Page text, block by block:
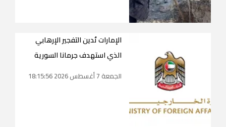
الإمارات تُدين التفجير الإرهابي
الذي استهدف جرمانا السورية
الجمعة 7 أغسطس 2026 18:15:56